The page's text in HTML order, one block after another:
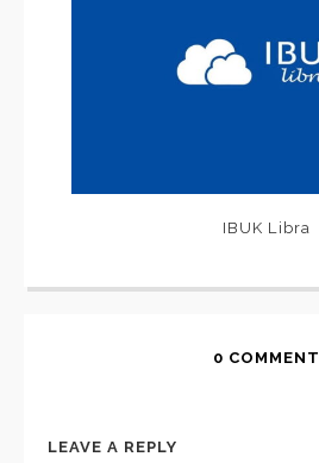
IBUK Libra
0 COMMENT
LEAVE A REPLY